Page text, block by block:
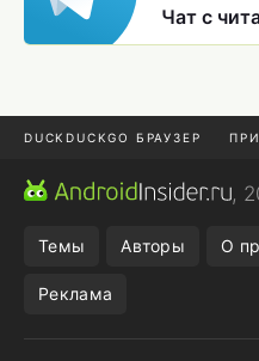
Чат с
DUCKDUCKGO БРАУЗЕР
CHROME БРАУЗЕР
,
Темы Авторы О
Реклама